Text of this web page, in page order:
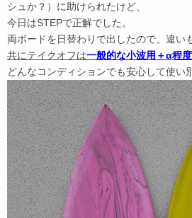
シュか？）に助けられたけど、
今日はSTEPで正解でした。
両ボードを日替わりで出したので、違い
共にテイクオフは一般的な小波用＋α程度
どんなコンディションでも安心して使